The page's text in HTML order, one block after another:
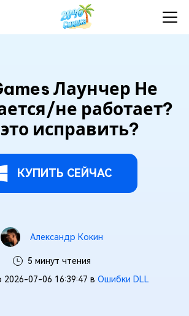
Лаунчер Не
не работает?
исправить?
КУПИТЬ СЕЙЧАС
Александр Кокин
5 минут чтения
07-06 16:39:47 в Ошибки DLL